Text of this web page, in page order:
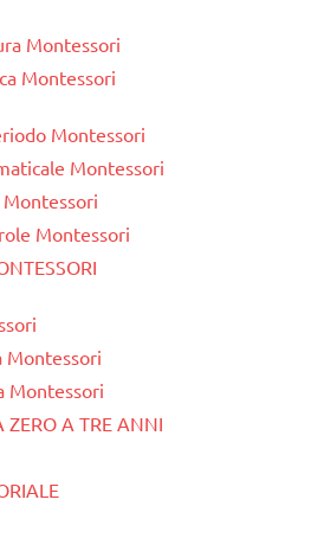
Montessori
Montessori
Montessori
Montessori
Montessori
Montessori
Montessori
ZERO A TRE ANNI